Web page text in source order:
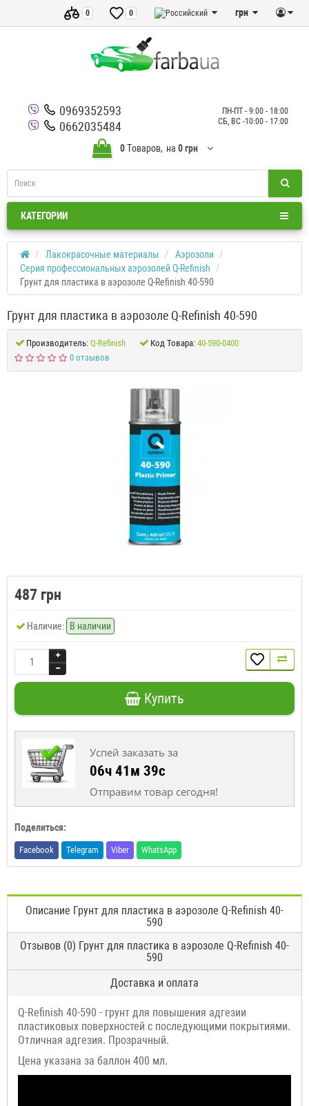
грн
0
0
0969352593
0662035484
ПН-ПТ - 9:00 - 18:00
СБ, ВС -10:00 - 17:00
0Tоваров, на 0 грн
КАТЕГОРИИ
Лакокрасочные материалы
Аэрозоли
Серия профессиональных аэрозолей Q-Refinish
Грунт для пластика в аэрозоле Q-Refinish 40-590
Грунт для пластика в аэрозоле Q-Refinish 40-590
Производитель: Q-Refinish Код Товара: 40-590-0400
0 отзывов
487 грн
Наличие: В наличии
Купить
Успей заказать за
06ч 41м 39с
Отправим товар сегодня!
Поделиться:
Facebook Telegram Viber WhatsApp
Описание Грунт для пластика в аэрозоле Q-Refinish 40-
590
Отзывов (0) Грунт для пластика в аэрозоле Q-Refinish 40-
590
Доставка и оплата
Q-Refinish 40-590 - грунт для повышения адгезии
пластиковых поверхностей с последующими покрытиями.
Отличная адгезия. Прозрачный.
Цена указана за баллон 400 мл.